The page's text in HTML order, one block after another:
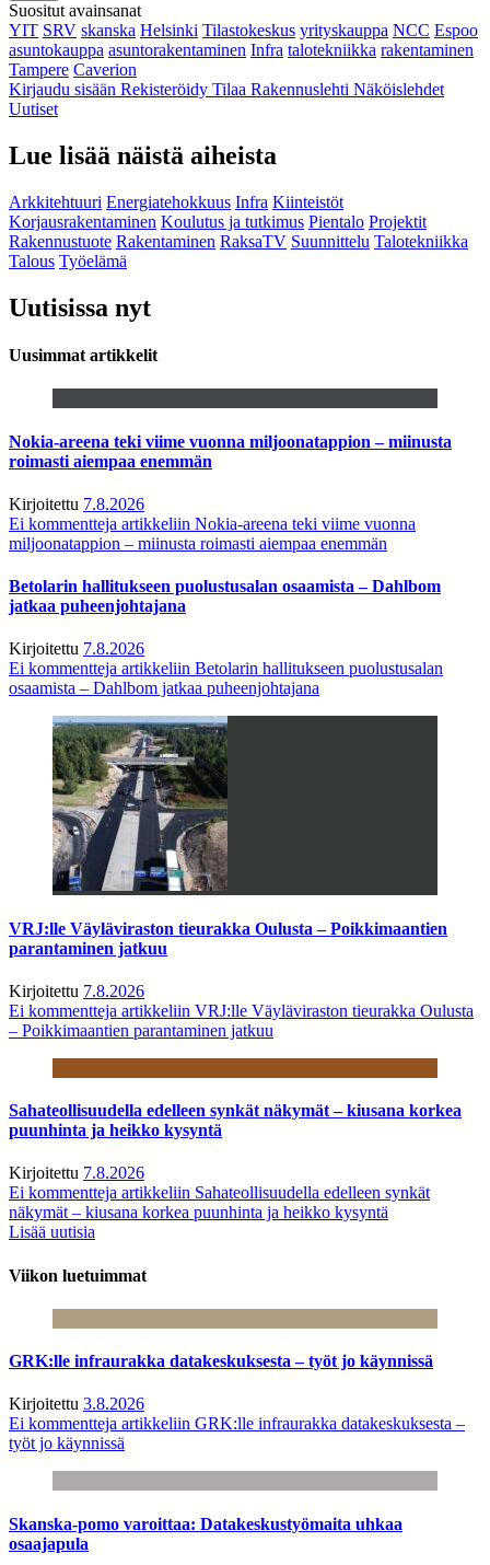
Suositut avainsanat
YIT SRV skanska Helsinki Tilastokeskus yrityskauppa NCC Espoo
asuntokauppa asuntorakentaminen Infra talotekniikka rakentaminen
Tampere Caverion
Kirjaudu sisään Rekisteröidy Tilaa Rakennuslehti Näköislehdet
Uutiset
Lue lisää näistä aiheista
Arkkitehtuuri Energiatehokkuus Infra Kiinteistöt
Korjausrakentaminen Koulutus ja tutkimus Pientalo Projektit
Rakennustuote Rakentaminen RaksaTV Suunnittelu Talotekniikka
Talous Työelämä
Uutisissa nyt
Uusimmat artikkelit
Nokia-areena teki viime vuonna miljoonatappion – miinusta
roimasti aiempaa enemmän
Kirjoitettu 7.8.2026
Ei kommentteja artikkeliin Nokia-areena teki viime vuonna
miljoonatappion – miinusta roimasti aiempaa enemmän
Betolarin hallitukseen puolustusalan osaamista – Dahlbom
jatkaa puheenjohtajana
Kirjoitettu 7.8.2026
Ei kommentteja artikkeliin Betolarin hallitukseen puolustusalan
osaamista – Dahlbom jatkaa puheenjohtajana
VRJ:lle Väyläviraston tieurakka Oulusta – Poikkimaantien
parantaminen jatkuu
Kirjoitettu 7.8.2026
Ei kommentteja artikkeliin VRJ:lle Väyläviraston tieurakka Oulusta
– Poikkimaantien parantaminen jatkuu
Sahateollisuudella edelleen synkät näkymät – kiusana korkea
puunhinta ja heikko kysyntä
Kirjoitettu 7.8.2026
Ei kommentteja artikkeliin Sahateollisuudella edelleen synkät
näkymät – kiusana korkea puunhinta ja heikko kysyntä
Lisää uutisia
Viikon luetuimmat
GRK:lle infraurakka datakeskuksesta – työt jo käynnissä
Kirjoitettu 3.8.2026
Ei kommentteja artikkeliin GRK:lle infraurakka datakeskuksesta –
työt jo käynnissä
Skanska-pomo varoittaa: Datakeskustyömaita uhkaa
osaajapula